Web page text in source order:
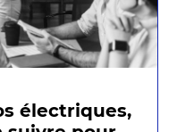
électriques,